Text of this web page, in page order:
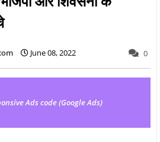
June 08, 2022 0
Ads code (Google Ads)